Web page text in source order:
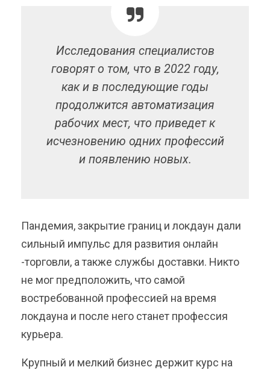
Исследования специалистов
говорят о том, что в 2022 году,
как и в последующие годы
продолжится автоматизация
рабочих мест, что приведет к
исчезновению одних профессий
и появлению новых.
Пандемия, закрытие границ и локдаун дали
сильный импульс для развития онлайн
-торговли, а также службы доставки. Никто
не мог предположить, что самой
востребованной профессией на время
локдауна и после него станет профессия
курьера.
Крупный и мелкий бизнес держит курс на